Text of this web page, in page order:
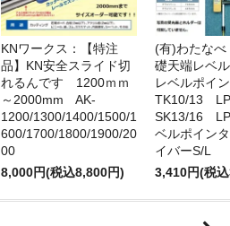
KNワークス：【特注
品】KN安全スライド切
れるんです 1200ｍｍ
～2000mm AK-
1200/1300/1400/1500/1
600/1700/1800/1900/20
00
8,000円(税込8,800円)
(有)わたな
礎天端レベ
レベルポイ
TK10/13
SK13/16
ベルポイン
イバーS/L
3,410円(税